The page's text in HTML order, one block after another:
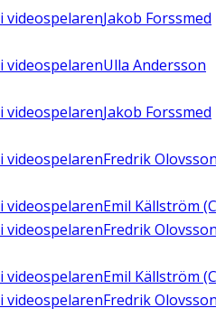
i videospelarenJakob Forssmed
i videospelarenUlla Andersson
i videospelarenJakob Forssmed
i videospelarenFredrik
i videospelarenEmil Källström
i videospelarenFredrik
i videospelarenEmil Källström
i videospelarenFredrik